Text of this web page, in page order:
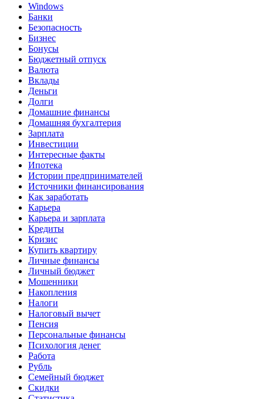
Windows
Банки
Безопасность
Бизнес
Бонусы
Бюджетный отпуск
Валюта
Вклады
Деньги
Долги
Домашние финансы
Домашняя бухгалтерия
Зарплата
Инвестиции
Интересные факты
Ипотека
Истории предпринимателей
Источники финансирования
Как заработать
Карьера
Карьера и зарплата
Кредиты
Кризис
Купить квартиру
Личные финансы
Личный бюджет
Мошенники
Накопления
Налоги
Налоговый вычет
Пенсия
Персональные финансы
Психология денег
Работа
Рубль
Семейный бюджет
Скидки